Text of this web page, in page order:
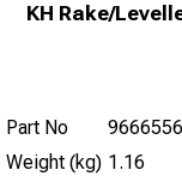
KH Rake/
Part No
Weight (kg) 1.16